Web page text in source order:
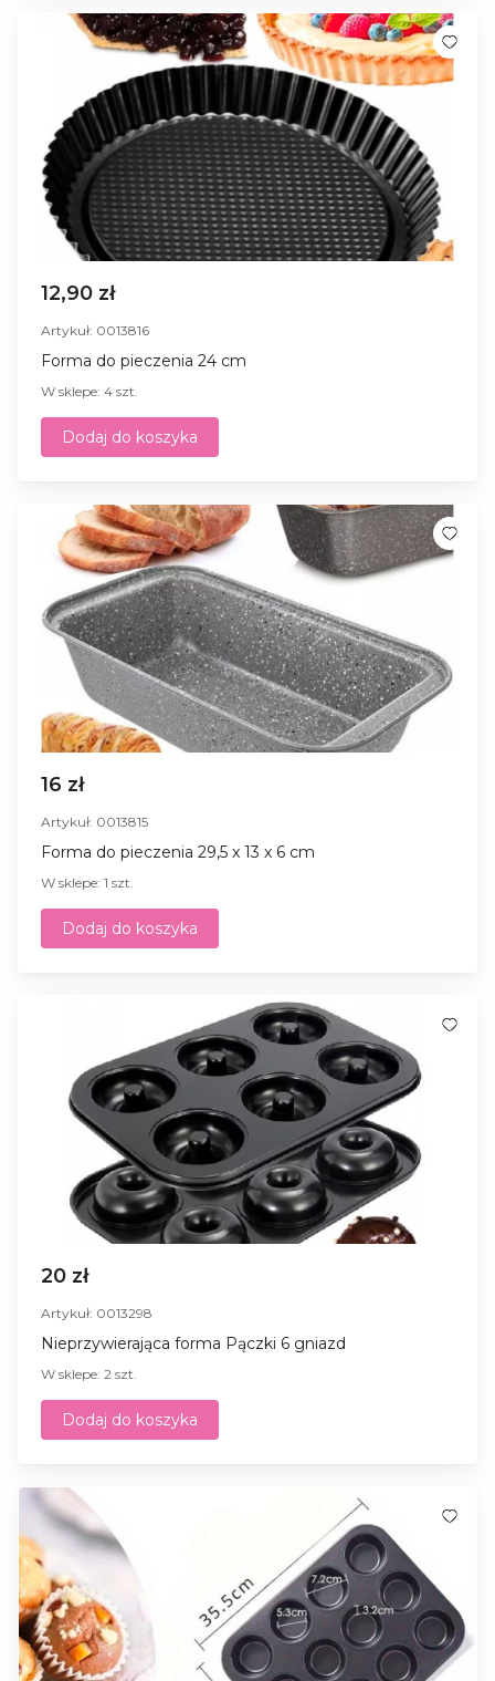
12,90 zł
Artykuł: 0013816
Forma do pieczenia 24 cm
W sklepe: 4 szt.
Dodaj do koszyka
16 zł
Artykuł: 0013815
Forma do pieczenia 29,5 x 13 x 6 cm
W sklepe: 1 szt.
Dodaj do koszyka
20 zł
Artykuł: 0013298
Nieprzywierająca forma Pączki 6 gniazd
W sklepe: 2 szt.
Dodaj do koszyka